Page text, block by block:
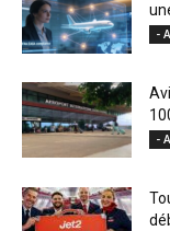
-
-